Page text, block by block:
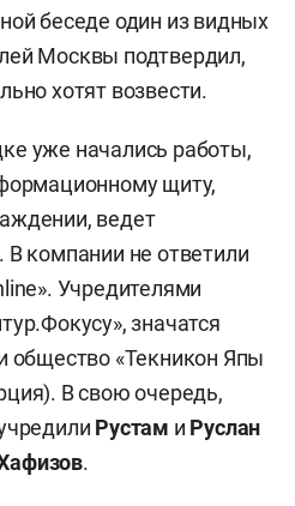
беседе один из видных
Москвы подтвердил,
хотят возвести.
уже начались работы,
щиту,
ведет
компании не ответили
Учредителями
значатся
общество «Текникон Япы
В свою очередь,
Рустам и Руслан
.